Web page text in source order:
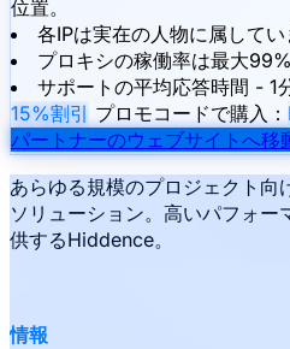
位置。
各IPは実在の人物に属してい
プロキシの稼働率は最大99%
サポートの平均応答時間 - 1
15%割引 プロモコードで購入：
パートナーのウェブサイトへ移
あらゆる規模のプロジェクト向
ソリューション。高いパフォー
供するHiddence。
情報